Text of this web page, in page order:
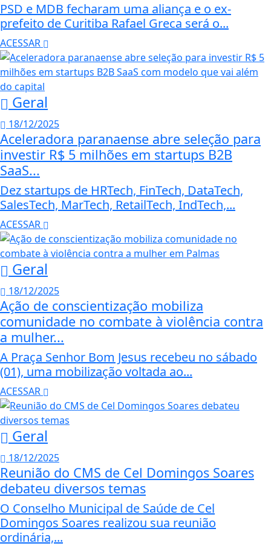
PSD e MDB fecharam uma aliança e o ex-
prefeito de Curitiba Rafael Greca será o...
ACESSAR
Geral
18/12/2025
Aceleradora paranaense abre seleção para
investir R$ 5 milhões em startups B2B
SaaS...
Dez startups de HRTech, FinTech, DataTech,
SalesTech, MarTech, RetailTech, IndTech,...
ACESSAR
Geral
18/12/2025
Ação de conscientização mobiliza
comunidade no combate à violência contra
a mulher...
A Praça Senhor Bom Jesus recebeu no sábado
(01), uma mobilização voltada ao...
ACESSAR
Geral
18/12/2025
Reunião do CMS de Cel Domingos Soares
debateu diversos temas
O Conselho Municipal de Saúde de Cel
Domingos Soares realizou sua reunião
ordinária,...